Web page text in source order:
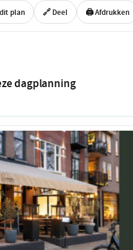
plan 🔗 Deel 🖨 Afdrukken
dagplanning